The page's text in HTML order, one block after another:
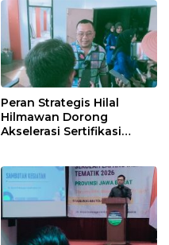
Pekanbaru!
Peran Strategis Hilal
Hilmawan Dorong
Akselerasi Sertifikasi
Indramayu